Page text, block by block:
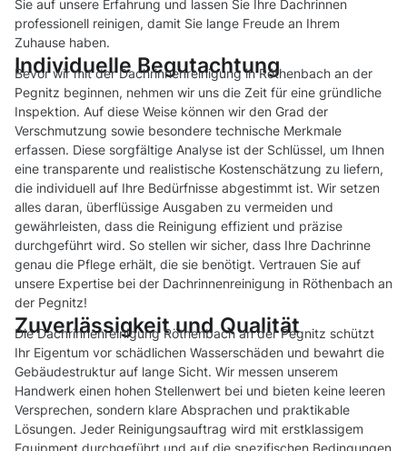
Sie auf unsere Erfahrung und lassen Sie Ihre Dachrinnen
professionell reinigen, damit Sie lange Freude an Ihrem
Zuhause haben.
Individuelle Begutachtung
Bevor wir mit der Dachrinnenreinigung in Röthenbach an der
Pegnitz beginnen, nehmen wir uns die Zeit für eine gründliche
Inspektion. Auf diese Weise können wir den Grad der
Verschmutzung sowie besondere technische Merkmale
erfassen. Diese sorgfältige Analyse ist der Schlüssel, um Ihnen
eine transparente und realistische Kostenschätzung zu liefern,
die individuell auf Ihre Bedürfnisse abgestimmt ist. Wir setzen
alles daran, überflüssige Ausgaben zu vermeiden und
gewährleisten, dass die Reinigung effizient und präzise
durchgeführt wird. So stellen wir sicher, dass Ihre Dachrinne
genau die Pflege erhält, die sie benötigt. Vertrauen Sie auf
unsere Expertise bei der Dachrinnenreinigung in Röthenbach an
der Pegnitz!
Zuverlässigkeit und Qualität
Die Dachrinnenreinigung Röthenbach an der Pegnitz schützt
Ihr Eigentum vor schädlichen Wasserschäden und bewahrt die
Gebäudestruktur auf lange Sicht. Wir messen unserem
Handwerk einen hohen Stellenwert bei und bieten keine leeren
Versprechen, sondern klare Absprachen und praktikable
Lösungen. Jeder Reinigungsauftrag wird mit erstklassigem
Equipment durchgeführt und auf die spezifischen Bedingungen